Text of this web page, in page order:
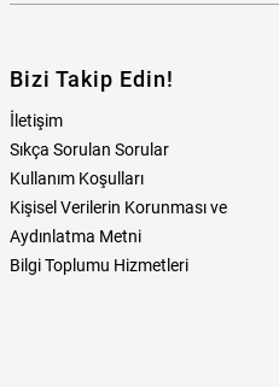
Bizi Takip Edin!
İletişim
Sıkça Sorulan Sorular
Kullanım Koşulları
Kişisel Verilerin Korunması ve
Aydınlatma Metni
Bilgi Toplumu Hizmetleri